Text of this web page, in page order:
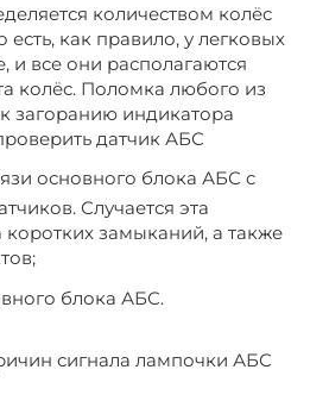
количеством колёс
есть, как правило, у легковых
и все они располагаются
колёс. Поломка любого из
загоранию индикатора
датчик АБС
основного блока АБС c
Случается эта
коротких замыканий, а также
блока АБС.
сигнала лампочки АБС